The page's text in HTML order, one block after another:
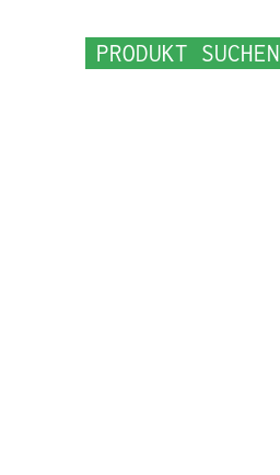
PRODUKT SUCHEN